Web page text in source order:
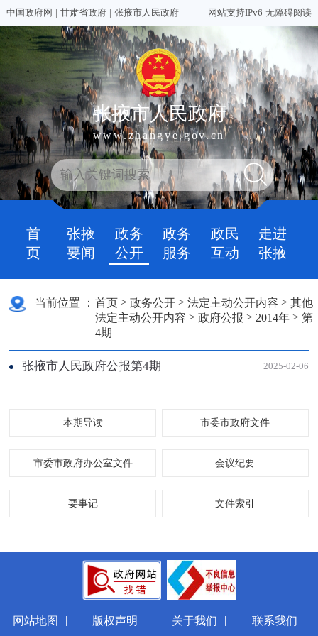
中国政府网 | 甘肃省政府 | 张掖市人民政府 网站支持IPv6 无障碍阅读
张掖市人民政府
www.zhangye.gov.cn
首
页
张掖
要闻
政务
公开
政务
服务
政民
互动
走进
张掖
当前位置 ： 首页 >政务公开 >法定主动公开内容 >其他
法定主动公开内容 >政府公报 > 2014年 >第
4期
张掖市人民政府公报第4期 2025-02-06
本期导读 市委市政府文件
市委市政府办公室文件 会议纪要
要事记 文件索引
网站地图 | 版权声明 | 关于我们 | 联系我们